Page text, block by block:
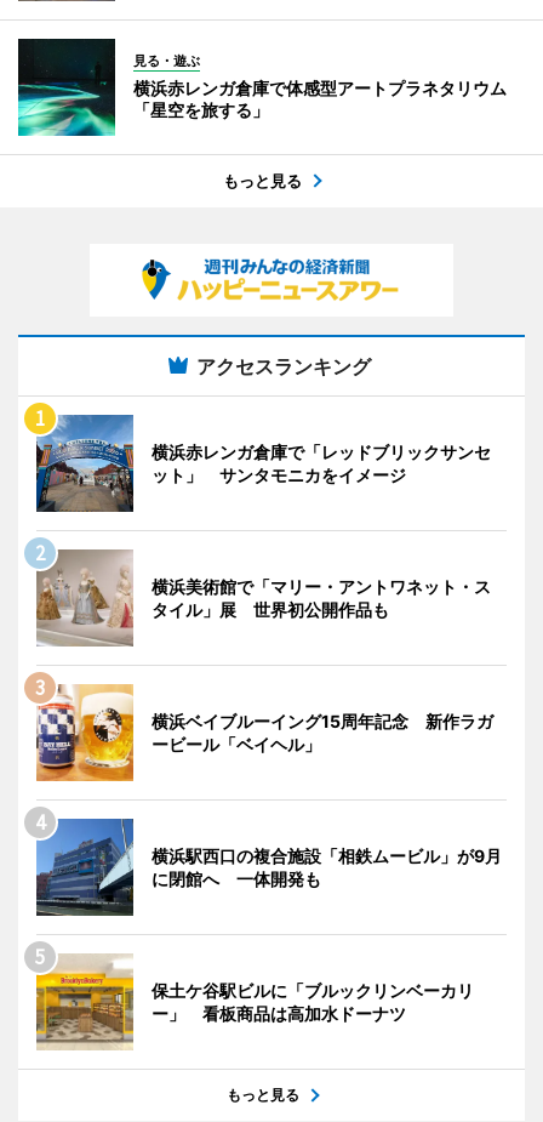
見る・遊ぶ
横浜赤レンガ倉庫で体感型アートプラネタリウム
「星空を旅する」
もっと見る
アクセスランキング
横浜赤レンガ倉庫で「レッドブリックサンセ
ット」 サンタモニカをイメージ
横浜美術館で「マリー・アントワネット・ス
タイル」展 世界初公開作品も
横浜ベイブルーイング15周年記念 新作ラガ
ービール「ベイヘル」
横浜駅西口の複合施設「相鉄ムービル」が9月
に閉館へ 一体開発も
保土ケ谷駅ビルに「ブルックリンベーカリ
ー」 看板商品は高加水ドーナツ
もっと見る